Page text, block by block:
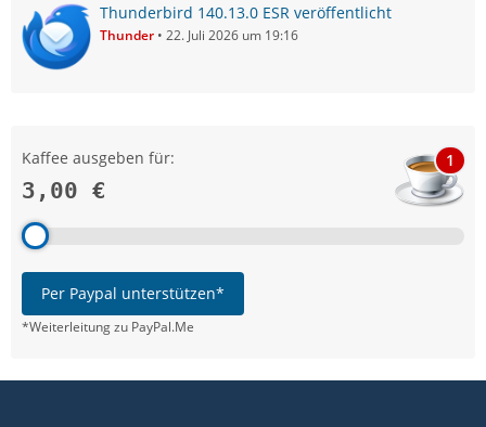
Thunderbird 140.13.0 ESR veröffentlicht
Thunder 22. Juli 2026 um 19:16
Kaffee ausgeben für:
3,00 €
1
Per Paypal unterstützen*
*Weiterleitung zu PayPal.Me